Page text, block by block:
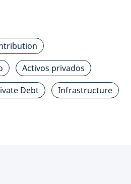
Activos privados
Debt
Infrastructure